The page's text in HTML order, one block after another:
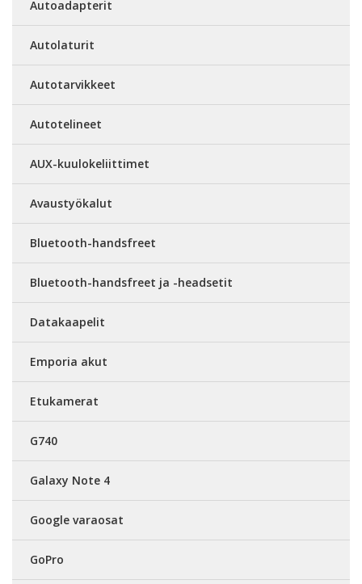
Autoadapterit
Autolaturit
Autotarvikkeet
Autotelineet
AUX-kuulokeliittimet
Avaustyökalut
Bluetooth-handsfreet
Bluetooth-handsfreet ja -headsetit
Datakaapelit
Emporia akut
Etukamerat
G740
Galaxy Note 4
Google varaosat
GoPro